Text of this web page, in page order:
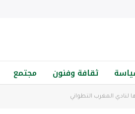
ثقافة وفنون مجتمع
لنادي المغرب التطواني